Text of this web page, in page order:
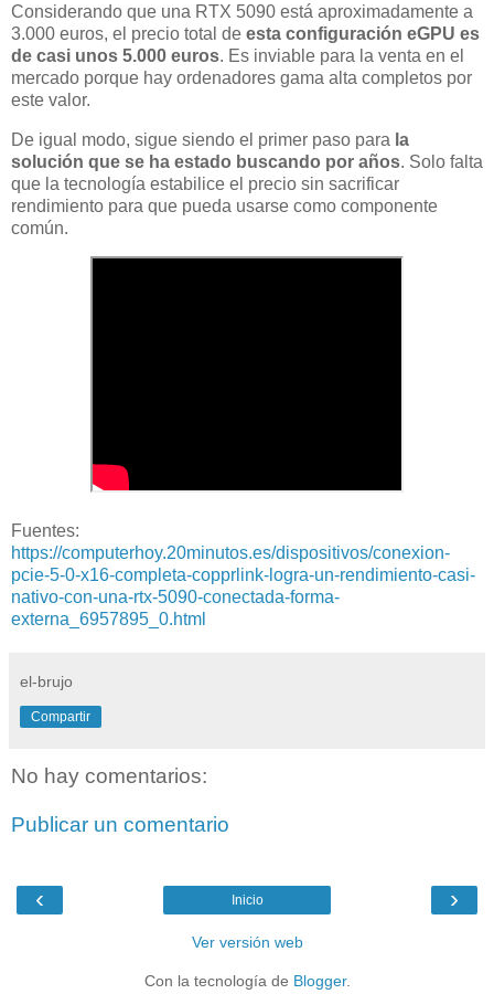
Considerando que una RTX 5090 está aproximadamente a
3.000 euros, el precio total de esta configuración eGPU es
de casi unos 5.000 euros. Es inviable para la venta en el
mercado porque hay ordenadores gama alta completos por
este valor.
De igual modo, sigue siendo el primer paso para la
solución que se ha estado buscando por años. Solo falta
que la tecnología estabilice el precio sin sacrificar
rendimiento para que pueda usarse como componente
común.
Fuentes:
https://computerhoy.20minutos.es/dispositivos/conexion-
pcie-5-0-x16-completa-copprlink-logra-un-rendimiento-casi-
nativo-con-una-rtx-5090-conectada-forma-
externa_6957895_0.html
el-brujo
Compartir
No hay comentarios:
Publicar un comentario
‹ ›
Inicio
Ver versión web
Con la tecnología de Blogger.